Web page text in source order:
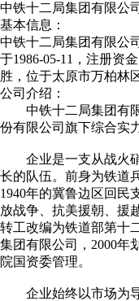
中铁十二局集团有限公司
基本信息：
中铁十二局集团有限公
于1986-05-11，注册资
胜，位于太原市万柏林
公司介绍：
中铁十二局集团有
份有限公司旗下综合实
企业是一支从战火硝
长的队伍。前身为铁道
1940年的冀鲁边区回民
放战争、抗美援朝、援
转工改编为铁道部第十
集团有限公司，2000年
院国资委管理。
企业始终以市场为导